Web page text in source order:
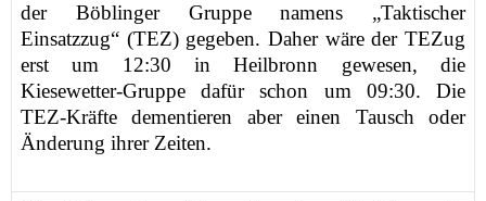
der Böblinger Gruppe namens „Taktischer
Einsatzzug“ (TEZ) gegeben. Daher wäre der TEZug
erst um 12:30 in Heilbronn gewesen, die
Kiesewetter-Gruppe dafür schon um 09:30. Die
TEZ-Kräfte dementieren aber einen Tausch oder
Änderung ihrer Zeiten.